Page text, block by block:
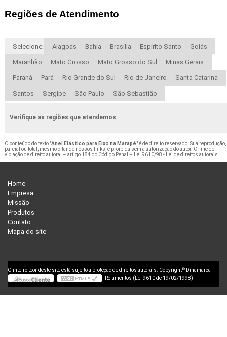
Regiões de Atendimento
Selecione: Alagoas Bahia Brasília Espírito Santo Goiás
Maranhão Mato Grosso Mato Grosso do Sul Minas Gerais
Paraná Pará Rio Grande do Sul Rio de Janeiro Santa Catarina
Santos Sergipe São Paulo São Sebastião
Verifique as regiões que atendemos
O conteúdo do texto "Anel Elástico para Eixo na Marapé" é de direito reservado. Sua reprodução,
parcial ou total, mesmo citando nossos links, é proibida sem a autorização do autor. Crime de
violação de direito autoral – artigo 184 do Código Penal – Lei 9610/98 - Lei de direitos autorais.
Home
Empresa
Missão
Produtos
Contato
Mapa do site
O inteiro teor deste site está sujeito à proteção de direitos autorais. Copyright© Dinamarca
Rolamentos (Lei 9610 de 19/02/1998)